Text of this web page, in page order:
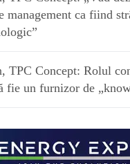
management ca fiind
TPC Concept: Rolul
fie un furnizor de